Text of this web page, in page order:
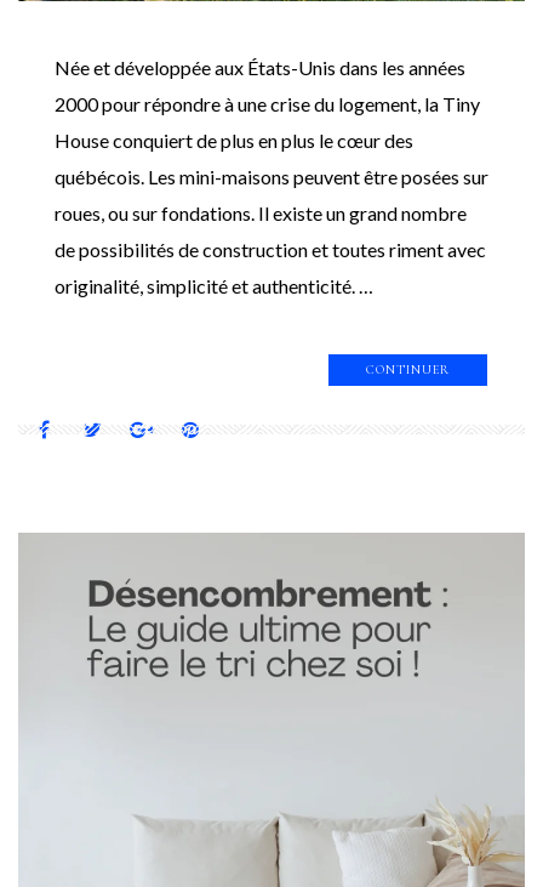
Née et développée aux États-Unis dans les années
2000 pour répondre à une crise du logement, la Tiny
House conquiert de plus en plus le cœur des
québécois. Les mini-maisons peuvent être posées sur
roues, ou sur fondations. Il existe un grand nombre
de possibilités de construction et toutes riment avec
originalité, simplicité et authenticité. …
CONTINUER